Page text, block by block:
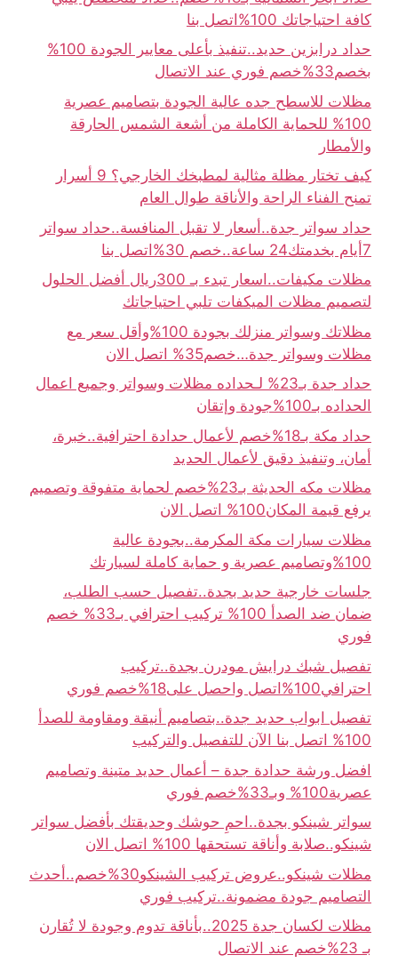
كافة احتياجاتك 100%اتصل بنا
حداد درابزين حديد..تنفيذ بأعلى معايير الجودة 100%
بخصم33%خصم فوري عند الاتصال
مظلات للاسطح جده عالية الجودة بتصاميم عصرية
100% للحماية الكاملة من أشعة الشمس الحارقة
والأمطار
كيف تختار مظلة مثالية لمطبخك الخارجي؟ 9 أسرار
تمنح الفناء الراحة والأناقة طوال العام
حداد سواتر جدة..أسعار لا تقبل المنافسة..حداد سواتر
7أيام بخدمتك24 ساعة..خصم 30%اتصل بنا
مظلات مكيفات..اسعار تبدء بـ 300ريال أفضل الحلول
لتصميم مظلات الميكفات تلبي احتياجاتك
مظلاتك وسواتر منزلك بجودة 100%وأقل سعر مع
مظلات وسواتر جدة…خصم35% اتصل الان
حداد جدة بـ23% لـحداده مظلات وسواتر وجميع اعمال
الحداده بـ100%جودة وإتقان
حداد مكة بـ18%خصم لأعمال حدادة احترافية..خبرة،
أمان، وتنفيذ دقيق لأعمال الحديد
مظلات مكه الحديثة بـ23%خصم لحماية متفوقة وتصميم
يرفع قيمة المكان100% اتصل الان
مظلات سيارات مكة المكرمة..بجودة عالية
100%وتصاميم عصرية و حماية كاملة لسيارتك
جلسات خارجية حديد بجدة..تفصيل حسب الطلب،
ضمان ضد الصدأ 100% تركيب احترافي بـ33% خصم
فوري
تفصيل شبك درايش مودرن بجدة..تركيب
احترافي100%اتصل واحصل على18%خصم فوري
تفصيل ابواب حديد جدة..بتصاميم أنيقة ومقاومة للصدأ
100% اتصل بنا الآن للتفصيل والتركيب
افضل ورشة حدادة جدة – أعمال حديد متينة وتصاميم
عصرية100% وبـ33%خصم فوري
سواتر شينكو بجدة..احمِ حوشك وحديقتك بأفضل سواتر
شينكو..صلابة وأناقة تستحقها 100% اتصل الان
مظلات شينكو..عروض تركيب الشينكو30%خصم..أحدث
التصاميم جودة مضمونة..تركيب فوري
مظلات لكسان جدة 2025..بأناقة تدوم وجودة لا تُقارن
بـ 23%خصم عند الاتصال